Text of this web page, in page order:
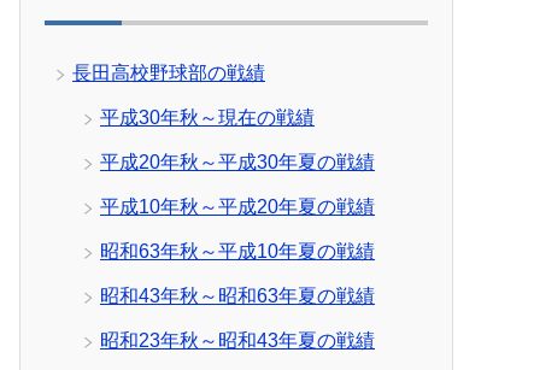
長田高校野球部の戦績
平成30年秋～現在の戦績
平成20年秋～平成30年夏の戦績
平成10年秋～平成20年夏の戦績
昭和63年秋～平成10年夏の戦績
昭和43年秋～昭和63年夏の戦績
昭和23年秋～昭和43年夏の戦績